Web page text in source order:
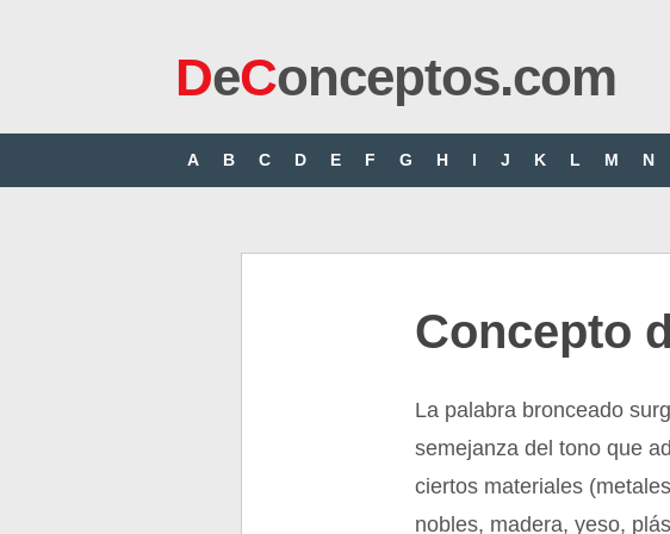
DeConceptos.com
A B C D E F G H I J K L M N
Concepto
La palabra bronceado
semejanza del tono que
ciertos materiales
nobles, madera, yeso,